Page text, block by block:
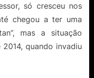
só cresceu nos
chegou a ter uma
mas a situação
quando invadiu